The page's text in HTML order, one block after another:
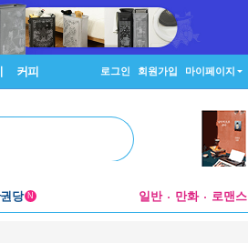
커피 로그인 회원가입 마이페이지
당 N 일반 만화 로맨스